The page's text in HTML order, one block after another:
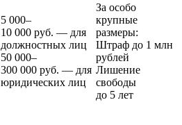
5 000–
10 000 руб. — для
должностных лиц
50 000–
300 000 руб. — для
юридических лиц
За особо
крупные
размеры:
Штраф до 1 млн
рублей
Лишение
свободы
до 5 лет